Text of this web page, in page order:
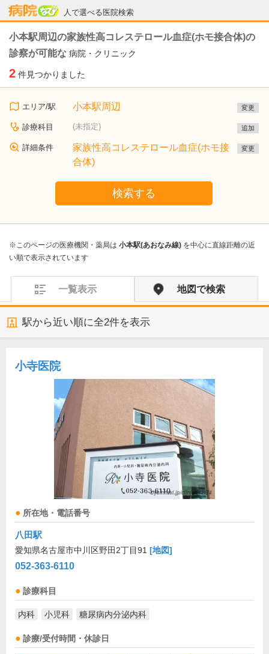
人で選べる医院検索
病院なび
小本駅周辺の家族性高コレステロール血症(ホモ接合体)の
診察が可能な 病院・クリニック
2 件見つかりました
エリア/駅 小本駅周辺 変更
診療科目 (未指定) 追加
詳細条件
家族性高コレステロール血症(ホモ接
合体)
変更
検索する
※このページの医療機関・薬局は 小本駅(あおなみ線) を中心に直線距離の近
い順で表示されています
一覧表示 地図で検索
駅から近い順に全2件を表示
小寺医院
所在地・電話番号
八田駅
愛知県名古屋市中川区野田2丁目91 [地図]
052-363-6110
診療科目
内科 小児科 糖尿病内分泌内科
診療/受付時間・休診日